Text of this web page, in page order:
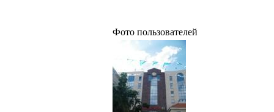
Фото пользователей